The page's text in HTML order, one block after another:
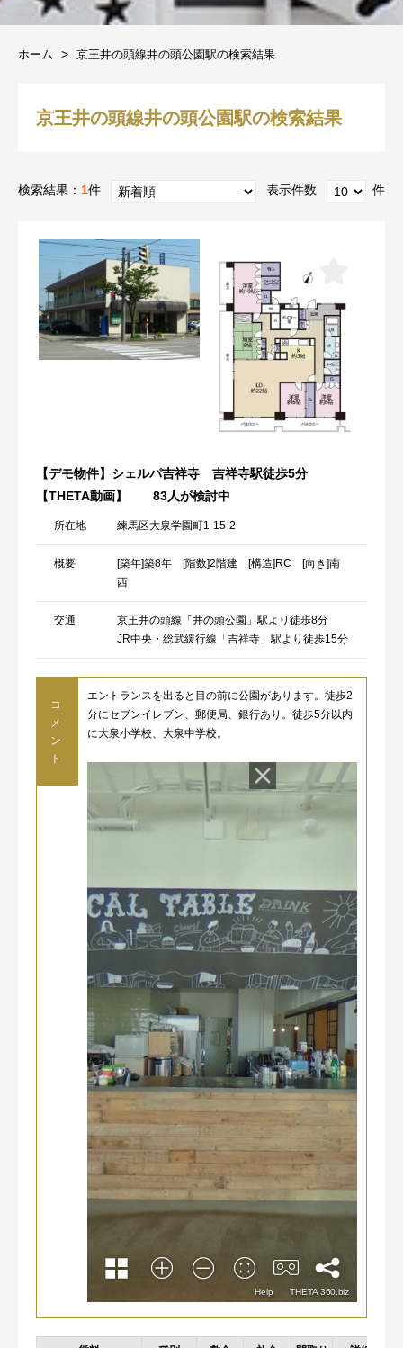
ホーム 京王井の頭線井の頭公園駅の検索結果
京王井の頭線井の頭公園駅の検索結果
検索結果： 1件 表示件数 件
【デモ物件】シェルパ吉祥寺 吉祥寺駅徒歩5分
【THETA動画】
83人が検討中
所在地 練馬区大泉学園町1-15-2
概要
[築年]築8年 [階数]2階建 [構造]RC [向き]南
西
交通
京王井の頭線「井の頭公園」駅より徒歩8分
JR中央・総武緩行線「吉祥寺」駅より徒歩15分
コ
メ
ン
ト
エントランスを出ると目の前に公園があります。徒歩2
分にセブンイレブン、郵便局、銀行あり。徒歩5分以内
に大泉小学校、大泉中学校。